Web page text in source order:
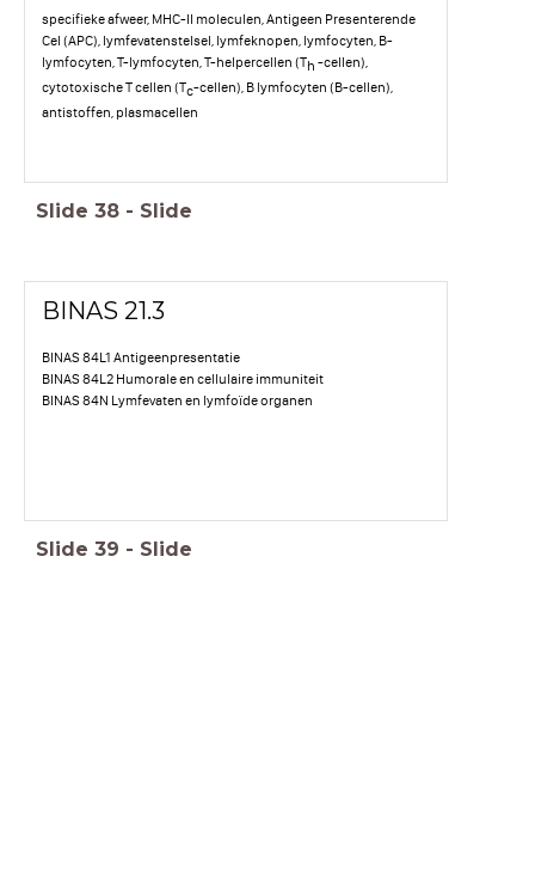
specifieke afweer, MHC-II moleculen, Antigeen Presenterende
Cel (APC), lymfevatenstelsel, lymfeknopen, lymfocyten, B-
lymfocyten, T-lymfocyten, T-helpercellen (Th -cellen),
cytotoxische T cellen (Tc-cellen), B lymfocyten (B-cellen),
antistoffen, plasmacellen
Slide 38 - Slide
BINAS 21.3
BINAS 84L1 Antigeenpresentatie
BINAS 84L2 Humorale en cellulaire immuniteit
BINAS 84N Lymfevaten en lymfoïde organen
Slide 39 - Slide